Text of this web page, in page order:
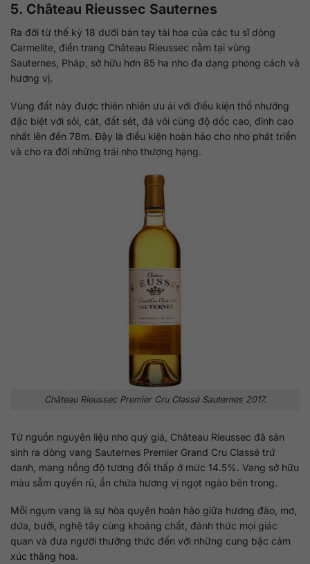
5. Château Rieussec Sauternes
Ra đời từ thế kỷ 18 dưới bàn tay tài hoa của các tu sĩ dòng
Carmelite, điền trang Château Rieussec nằm tại vùng
Sauternes, Pháp, sở hữu hơn 85 ha nho đa dạng phong cách và
hương vị.
Vùng đất này được thiên nhiên ưu ái với điều kiện thổ nhưỡng
đặc biệt với sỏi, cát, đất sét, đá vôi cùng độ dốc cao, đỉnh cao
nhất lên đến 78m. Đây là điều kiện hoàn hảo cho nho phát triển
và cho ra đời những trái nho thượng hạng.
Château Rieussec Premier Cru Classé Sauternes 2017.
Từ nguồn nguyên liệu nho quý giá, Château Rieussec đã sản
sinh ra dòng vang Sauternes Premier Grand Cru Classé trứ
danh, mang nồng độ tương đối thấp ở mức 14.5%. Vang sở hữu
màu sẫm quyến rũ, ẩn chứa hương vị ngọt ngào bên trong.
Mỗi ngụm vang là sự hòa quyện hoàn hảo giữa hương đào, mơ,
dứa, bưởi, nghệ tây cùng khoáng chất, đánh thức mọi giác
quan và đưa người thưởng thức đến với những cung bậc cảm
xúc thăng hoa.